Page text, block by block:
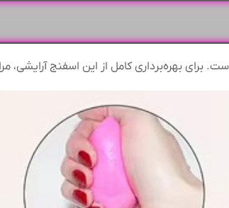
برای بهره‌برداری کامل از این اسفنج آرایشی،